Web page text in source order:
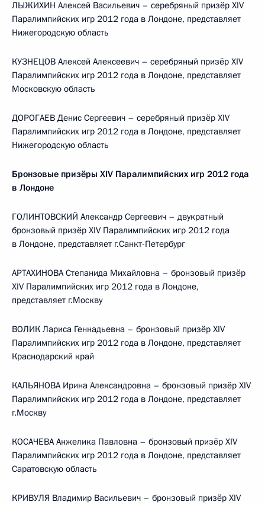
ЛЫЖИХИН Алексей Васильевич – серебряный призёр XIV
Паралимпийских игр 2012 года в Лондоне, представляет
Нижегородскую область
КУЗНЕЦОВ Алексей Алексеевич – серебряный призёр XIV
Паралимпийских игр 2012 года в Лондоне, представляет
Московскую область
ДОРОГАЕВ Денис Сергеевич – серебряный призёр XIV
Паралимпийских игр 2012 года в Лондоне, представляет
Нижегородскую область
Бронзовые призёры XIV Паралимпийских игр 2012 года
в Лондоне
ГОЛИНТОВСКИЙ Александр Сергеевич – двукратный
бронзовый призёр XIV Паралимпийских игр 2012 года
в Лондоне, представляет г.Санкт-Петербург
АРТАХИНОВА Степанида Михайловна – бронзовый призёр
XIV Паралимпийских игр 2012 года в Лондоне,
представляет г.Москву
ВОЛИК Лариса Геннадьевна – бронзовый призёр XIV
Паралимпийских игр 2012 года в Лондоне, представляет
Краснодарский край
КАЛЬЯНОВА Ирина Александровна – бронзовый призёр XIV
Паралимпийских игр 2012 года в Лондоне, представляет
г.Москву
КОСАЧЕВА Анжелика Павловна – бронзовый призёр XIV
Паралимпийских игр 2012 года в Лондоне, представляет
Саратовскую область
КРИВУЛЯ Владимир Васильевич – бронзовый призёр XIV